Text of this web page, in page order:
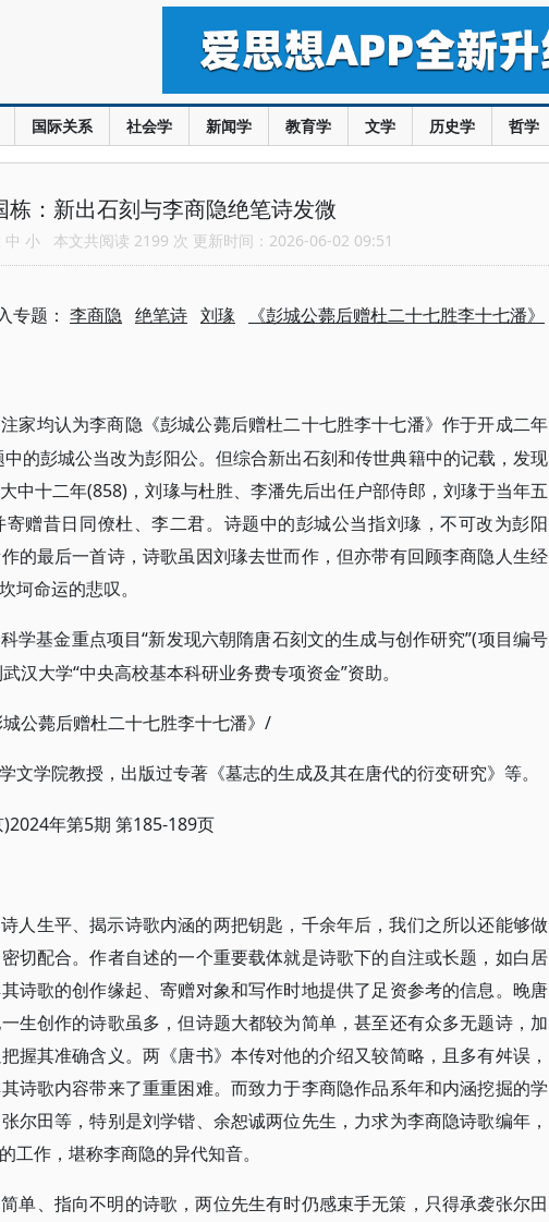
国际关系 社会学 新闻学 教育学 文学 历史学 哲学
栋：新出石刻与李商隐绝笔诗发微
中 小 本文共阅读 2199 次 更新时间：2026-06-02 09:51
专题： 李商隐 绝笔诗 刘瑑 《彭城公薨后赠杜二十七胜李十七潘》
家均认为李商隐《彭城公薨后赠杜二十七胜李十七潘》作于开成二年
的彭城公当改为彭阳公。但综合新出石刻和传世典籍中的记载，发现
中十二年(858)，刘瑑与杜胜、李潘先后出任户部侍郎，刘瑑于当年五
赠昔日同僚杜、李二君。诗题中的彭城公当指刘瑑，不可改为彭阳
的最后一首诗，诗歌虽因刘瑑去世而作，但亦带有回顾李商隐人生经
坷命运的悲叹。
学基金重点项目“新发现六朝隋唐石刻文的生成与创作研究”(项目编号
汉大学“中央高校基本科研业务费专项资金”资助。
公薨后赠杜二十七胜李十七潘》/
文学院教授，出版过专著《墓志的生成及其在唐代的衍变研究》等。
)2024年第5期 第185-189页
人生平、揭示诗歌内涵的两把钥匙，千余年后，我们之所以还能够做
切配合。作者自述的一个重要载体就是诗歌下的自注或长题，如白居
诗歌的创作缘起、寄赠对象和写作时地提供了足资参考的信息。晚唐
生创作的诗歌虽多，但诗题大都较为简单，甚至还有众多无题诗，加
握其准确含义。两《唐书》本传对他的介绍又较简略，且多有舛误，
诗歌内容带来了重重困难。而致力于李商隐作品系年和内涵挖掘的学
尔田等，特别是刘学锴、余恕诚两位先生，力求为李商隐诗歌编年，
工作，堪称李商隐的异代知音。
单、指向不明的诗歌，两位先生有时仍感束手无策，只得承袭张尔田